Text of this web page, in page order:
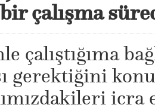
çalışma
çalıştığıma
gerektiğini
icra